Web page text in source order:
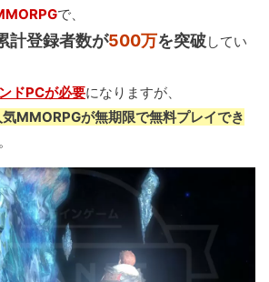
で、
計登録者数が500万を突破してい
ドPCが必要になりますが、
MMORPGが無期限で無料プレイでき